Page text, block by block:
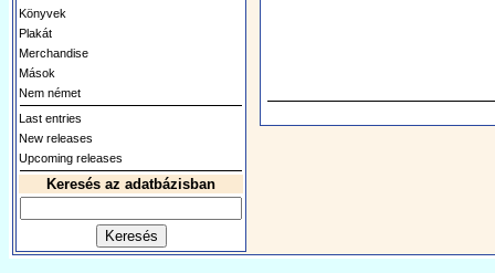
Könyvek
Plakát
Merchandise
Mások
Nem német
Last entries
New releases
Upcoming releases
Keresés az adatbázisban